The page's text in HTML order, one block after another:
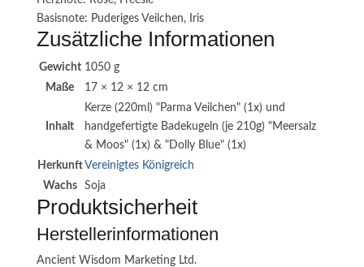
Basisnote: Puderiges Veilchen, Iris
Zusätzliche Informationen
Gewicht 1050 g
Maße
17 × 12 × 12 cm
Inhalt
Kerze (220ml) "Parma Veilchen" (1x) und
handgefertigte Badekugeln (je 210g) "Meersalz
& Moos" (1x) & "Dolly Blue" (1x)
HerkunftVereinigtes Königreich
Wachs
Soja
Produktsicherheit
Herstellerinformationen
Ancient Wisdom Marketing Ltd.